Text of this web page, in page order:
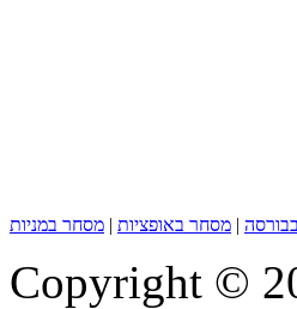
| מסחר באופציות | מסחר במניות
Copyright ©